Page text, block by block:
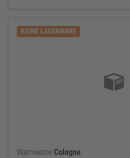
KEINE LAGERWARE
Warnweste Cologne